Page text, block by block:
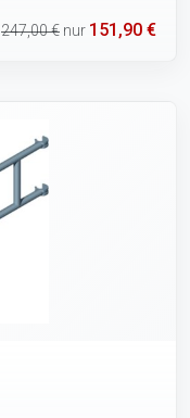
247,00 € nur 151,90 €